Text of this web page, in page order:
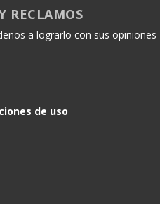
RECLAMOS
a lograrlo con sus opiniones
de uso